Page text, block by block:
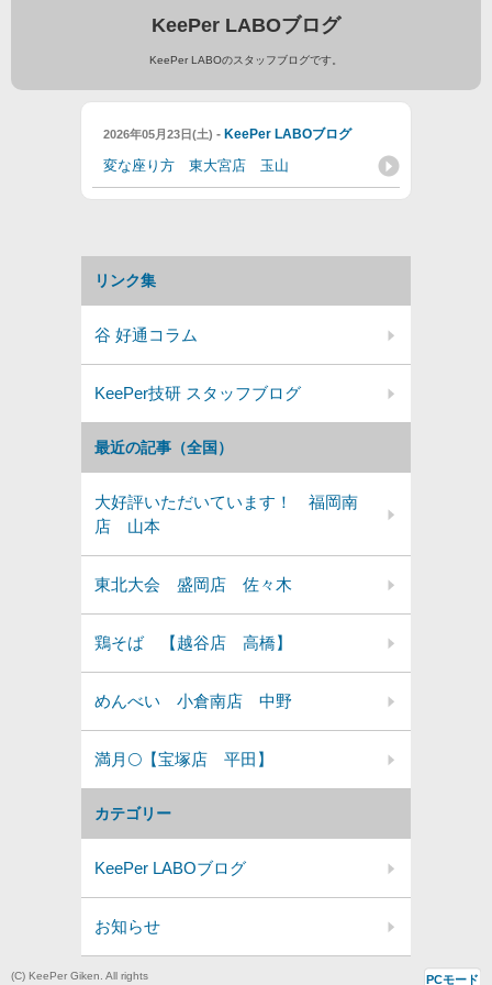
KeePer LABOブログ
KeePer LABOのスタッフブログです。
2026年05月23日(土) - KeePer LABOブログ
変な座り方 東大宮店 玉山
カテゴリー
KeePer LABOブログ
お知らせ
最近の記事（全国）
大好評いただいています！ 福岡南
店 山本
東北大会 盛岡店 佐々木
鶏そば 【越谷店 高橋】
めんべい 小倉南店 中野
満月🌕️【宝塚店 平田】
リンク集
谷 好通コラム
KeePer技研 スタッフブログ
(C) KeePer Giken. All rights PCモード